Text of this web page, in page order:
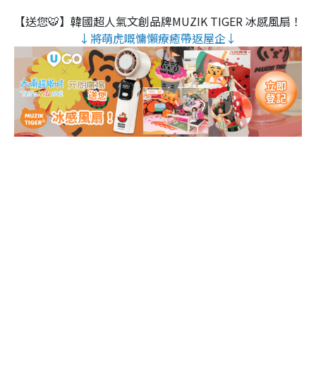
【送您🐯】韓國超人氣文創品牌MUZIK TIGER 冰感風扇！
↓將萌虎嘅慵懶療癒帶返屋企↓